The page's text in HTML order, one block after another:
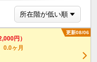
更新08/06
円）
0.0ヶ月